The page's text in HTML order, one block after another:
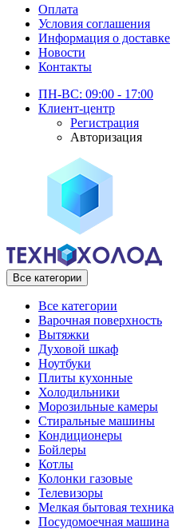
Оплата
Условия соглашения
Информация о доставке
Новости
Контакты
ПН-ВС: 09:00 - 17:00
Клиент-центр
Регистрация
Авторизация
Все категории
Все категории
Варочная поверхность
Вытяжки
Духовой шкаф
Ноутбуки
Плиты кухонные
Холодильники
Морозильные камеры
Стиральные машины
Кондиционеры
Бойлеры
Котлы
Колонки газовые
Телевизоры
Мелкая бытовая техника
Посудомоечная машина